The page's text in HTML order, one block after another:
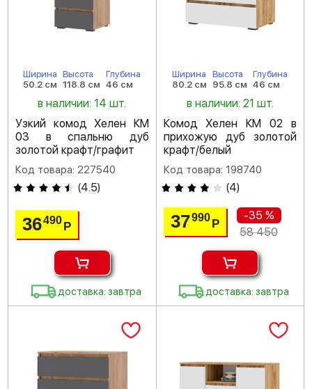
Ширина
50.2 см
Высота
118.8 см
Глубина
46 см
в наличии: 14 шт.
Узкий комод Хелен КМ
03 в спальню дуб
золотой крафт/графит
Код товара: 227540
(4.5)
36490Р
доставка: завтра
Ширина
80.2 см
Высота
95.8 см
Глубина
46 см
в наличии: 21 шт.
Комод Хелен КМ 02 в
прихожую дуб золотой
крафт/белый
Код товара: 198740
(4)
37990 Р
-35 %
58 450
доставка: завтра